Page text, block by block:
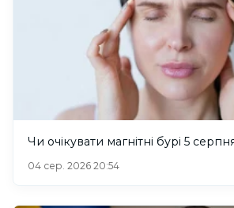
Чи очікувати магнітні бурі 5
04 сер. 2026 20:54